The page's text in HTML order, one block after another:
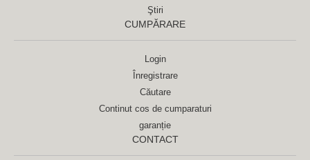
Ştiri
CUMPĂRARE
Login
Înregistrare
Căutare
Continut cos de cumparaturi
garanție
CONTACT